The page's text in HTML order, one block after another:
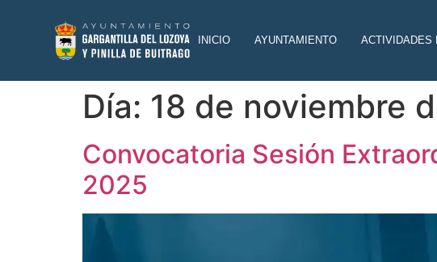
INICIO AYUNTAMIENTO ACTIVIDADES
Día: 18 de noviembre
Convocatoria Sesión
2025